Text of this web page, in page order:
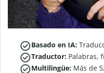
Basado en IA:
Traductor: Palabras,
Multilingüe: Más de